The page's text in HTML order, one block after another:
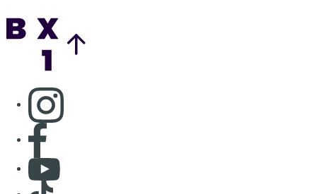
Consulter page Instagram
Consulter page Facebook
Consulter Youtube
Consulter TikTok